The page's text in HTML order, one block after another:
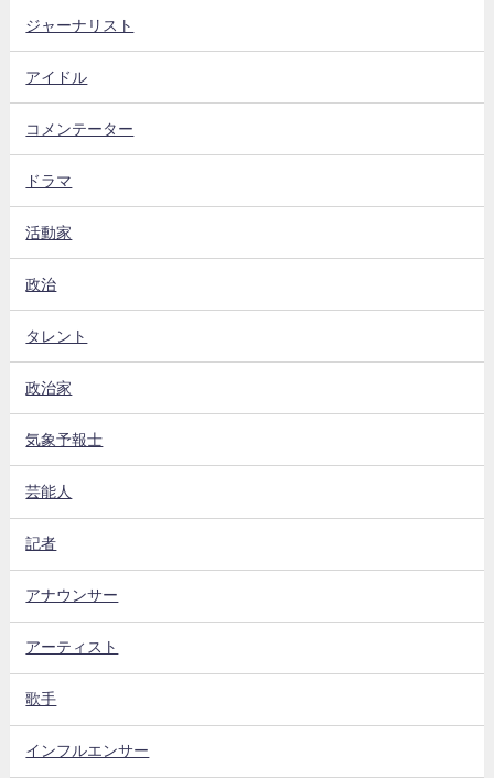
ジャーナリスト
アイドル
コメンテーター
ドラマ
活動家
政治
タレント
政治家
気象予報士
芸能人
記者
アナウンサー
アーティスト
歌手
インフルエンサー